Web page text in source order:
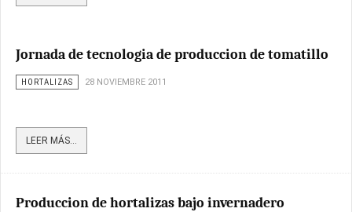
Jornada de tecnologia de produccion de tomatillo
HORTALIZAS 28 NOVIEMBRE 2011
LEER MÁS...
Produccion de hortalizas bajo invernadero